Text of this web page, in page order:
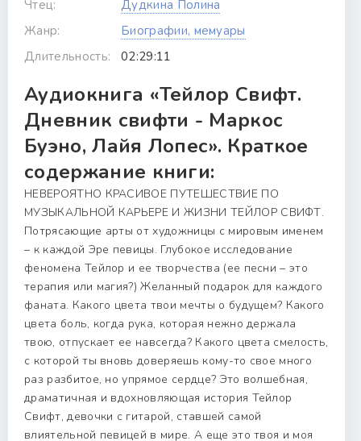
Чтец:
Дудкина Полина
Жанр:
Биографии, мемуары
Длительность:
02:29:11
Аудиокнига «Тейлор Свифт.
Дневник свифти - Маркос
Буэно, Лайя Лопес». Краткое
содержание книги:
НЕВЕРОЯТНО КРАСИВОЕ ПУТЕШЕСТВИЕ ПО
МУЗЫКАЛЬНОЙ КАРЬЕРЕ И ЖИЗНИ ТЕЙЛОР СВИФТ.
Потрясающие арты от художницы с мировым именем
– к каждой Эре певицы. Глубокое исследование
феномена Тейлор и ее творчества (ее песни – это
терапия или магия?) Желанный подарок для каждого
фаната. Какого цвета твои мечты о будущем? Какого
цвета боль, когда рука, которая нежно держала
твою, отпускает ее навсегда? Какого цвета смелость,
с которой ты вновь доверяешь кому-то свое много
раз разбитое, но упрямое сердце? Это волшебная,
драматичная и вдохновляющая история Тейлор
Свифт, девочки с гитарой, ставшей самой
влиятельной певицей в мире. А еще это твоя и моя